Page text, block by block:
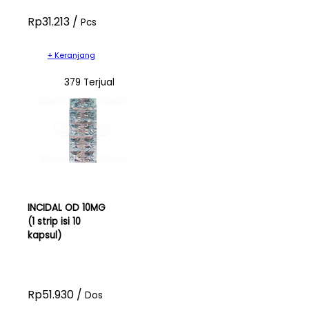
Rp31.213 / Pcs
+ Keranjang
379 Terjual
INCIDAL OD 10MG
(1 strip isi 10
kapsul)
Rp51.930 / Dos